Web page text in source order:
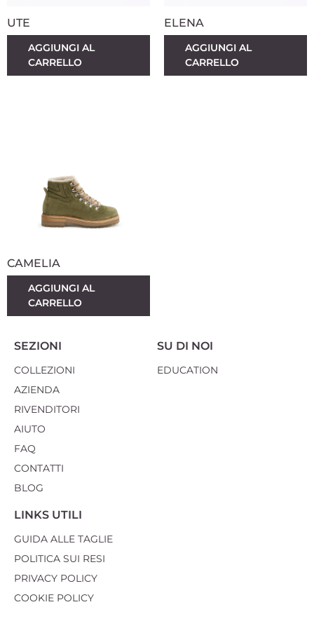
UTE
AGGIUNGI AL
CARRELLO
ELENA
AGGIUNGI AL
CARRELLO
CAMELIA
AGGIUNGI AL
CARRELLO
SEZIONI
COLLEZIONI
AZIENDA
RIVENDITORI
AIUTO
FAQ
CONTATTI
BLOG
SU DI NOI
EDUCATION
LINKS UTILI
GUIDA ALLE TAGLIE
POLITICA SUI RESI
PRIVACY POLICY
COOKIE POLICY